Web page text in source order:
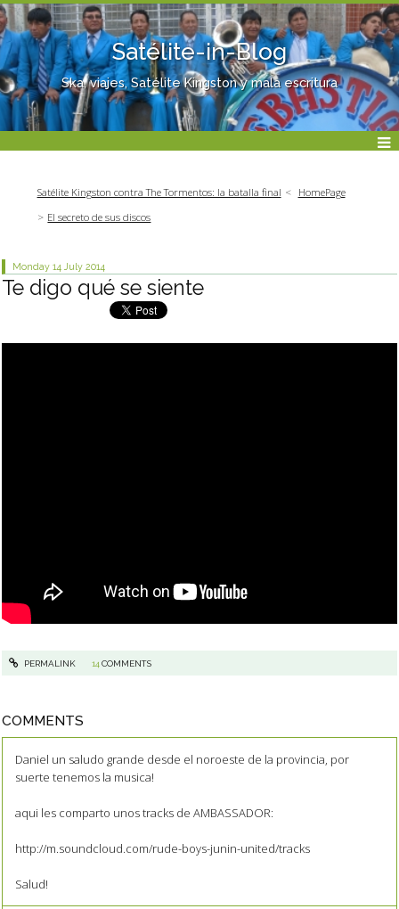
Satélite-in-Blog
Ska, viajes, Satélite Kingston y mala escritura
Satélite Kingston contra The Tormentos: la batalla final
HomePage
El secreto de sus discos
Monday 14 July 2014
Te digo qué se siente
PERMALINK 14COMMENTS
COMMENTS
Daniel un saludo grande desde el noroeste de la provincia, por
suerte tenemos la musica!
aqui les comparto unos tracks de AMBASSADOR:
http://m.soundcloud.com/rude-boys-junin-united/tracks
Salud!